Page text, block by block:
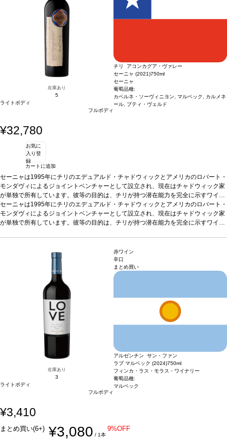
ンスの取れた赤と黒果実を感じる。
トマトや甘いソース添えのグリル肉
ジンファンデル 40%、プティ・シラー 19%、シラー 17%、カベルネ・ソ
ーヴィニヨン 10.5%、メルロー 8.5%、マルベック 5%
の場合、在庫があり価格が同様の場合は自動的に次のヴィンテージに変更されま
す、ご了承ください。
テイスティングノート
ノーズはクランベリー、ブラックベリー、カラン
ト、ドライプラム、バニラ、ナツメグ、トーストしたココナッツを示す。口に含む
と、柔らかいタンニンが広がり、甘いスパイスは素晴らしく溶け込んでいて、バラ
ンスの取れた赤と黒果実を感じる。
ジンファンデル 40%、プティ・シラー 19%、シラー 17%、カベルネ・ソ
ーヴィニヨン 10.5%、メルロー 8.5%、マルベック 5%
の場合、在庫があり価格が同様の場合は自動的に次のヴィンテージに変更されま
す、ご了承ください。
在庫あり
5
ライトボディ
フルボディ
チリ アコンカグア・ヴァレー
セーニャ (2021)750ml
セーニャ
葡萄品種:
カベルネ・ソーヴィニヨン, マルベック, カルメネ
ール, プティ・ヴェルド
¥32,780
お気に
入り登
録
カートに追加
セーニャは1995年にチリのエデュアルド・チャドウィックとアメリカのロバート・
モンダヴィによるジョイントベンチャーとして設立され、現在はチャドウィック家
が単独で所有しています。彼等の目的は、チリが持つ潜在能力を完全に示すワイン
を造ることでした。そのワインはボルドースタイルを基に、アコンカグア・ヴァレ
ーでバイオダイナミック農法の指針に基づいて栽培するブドウから造られる、チリ
らしい魂を持ったワインです。彼等の夢は、やがて世界の1級格付ワインの中に迎
テイスティングノートスミレがかった美しい深みのあるルビ
ー色。ノーズはいちご、カシス、バラのはあんビラの繊細な含みを示し、ほのかな
クローブ、スパイス、ココアに縁取られている。口に含むと美味な赤果実、カシ
ス、ペイストリー、ダークチョコレートを感じ、引き締まっていて、ジューシーな
酸ときめ細かいタンニンによって完璧なバランスを保つ。滑らかで垂直な骨格が続
き、今後何年も愉しめるような逸品 by ワインメーカー、フランシスコ・ベッティ
50% カベルネ・ソーヴィニヨン、27% マルベック、17% カルメネー
ル、6% プティ・ヴェルド
セーニャは1995年にチリのエデュアルド・チャドウィックとアメリカのロバート・
モンダヴィによるジョイントベンチャーとして設立され、現在はチャドウィック家
が単独で所有しています。彼等の目的は、チリが持つ潜在能力を完全に示すワイン
らしい魂を持ったワインです。彼等の夢は、やがて世界の1級格付ワインの中に迎
え入れられるワインを造ることでした。2021年はセーニャの25周年記念ヴィンテ
ージであり、バランス、深み、エレガンスのバランスが取れたワインが持つ潜在能
力を示しています。
テイスティングノート
ー色。ノーズはいちご、カシス、バラのはあんビラの繊細な含みを示し、ほのかな
クローブ、スパイス、ココアに縁取られている。口に含むと美味な赤果実、カシ
ス、ペイストリー、ダークチョコレートを感じ、引き締まっていて、ジューシーな
酸ときめ細かいタンニンによって完璧なバランスを保つ。滑らかで垂直な骨格が続
き、今後何年も愉しめるような逸品 by ワインメーカー、フランシスコ・ベッティ
50% カベルネ・ソーヴィニヨン、27% マルベック、17% カルメネー
ル、6% プティ・ヴェルド
在庫あり
3
ライトボディ
フルボディ
赤ワイン
辛口
まとめ買い
アルゼンチン サン・ファン
ラブ マルベック (2024)750ml
フィンカ・ラス・モラス・ワイナリー
葡萄品種:
マルベック
¥3,410
まとめ買い(6+) ¥3,080 / 1本
9%OFF